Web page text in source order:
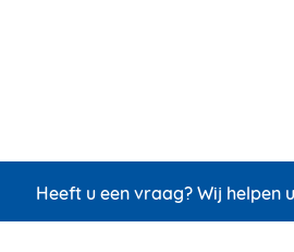
Heeft u een vraag? Wij helpen